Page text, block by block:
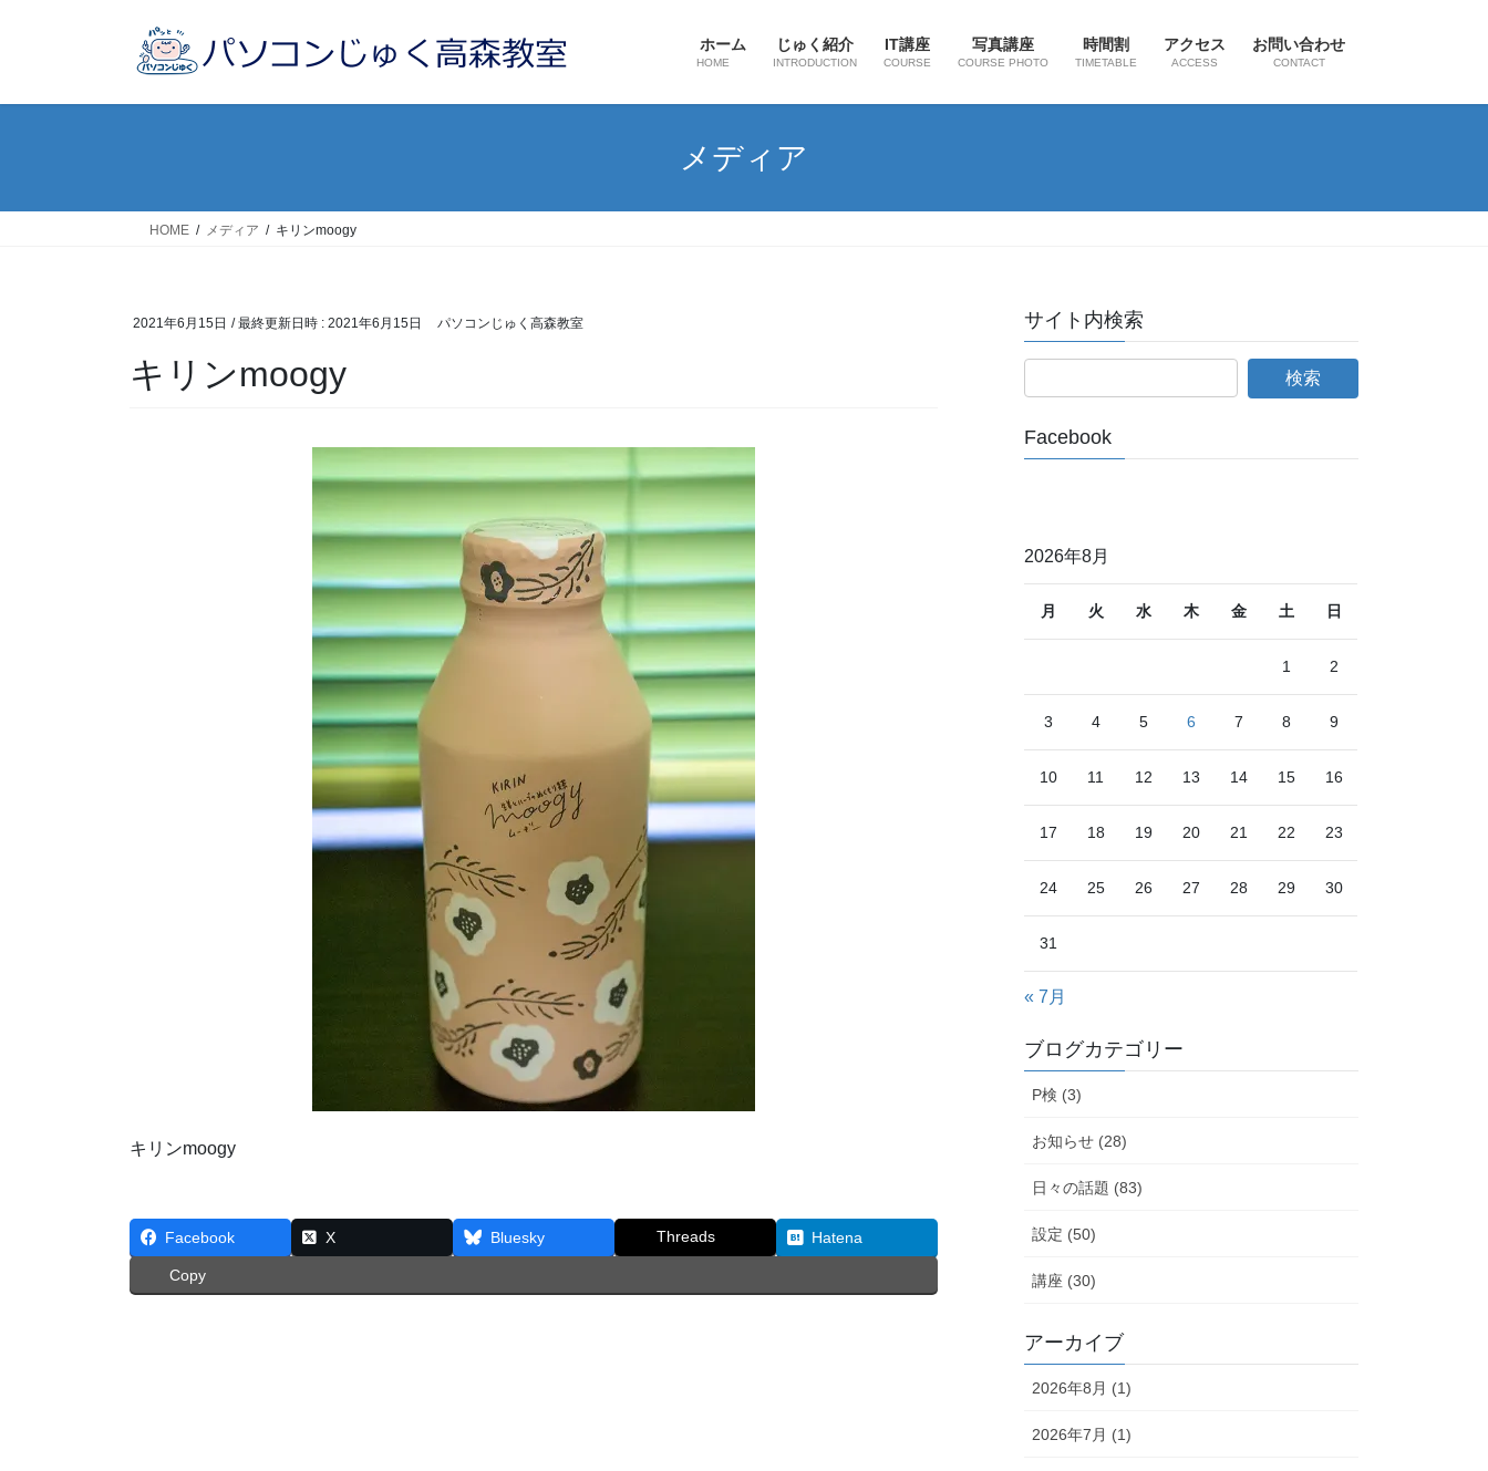
ホーム
HOME
じゅく紹介
INTRODUCTION
IT講座
COURSE
写真講座
COURSE PHOTO
時間割
TIMETABLE
アクセス
ACCESS
お問い合わせ
CONTACT
メディア
HOME メディア キリンmoogy
2021年6月15日 / 最終更新日時 : 2021年6月15日 パソコンじゅく高森教室
キリンmoogy
キリンmoogy
Facebook X Bluesky Threads Hatena
Copy
サイト内検索
Facebook
2026年8月
月 火 水 木 金 土 日
1 2
3 4 5 6 7 8 9
10 11 12 13 14 15 16
17 18 19 20 21 22 23
24 25 26 27 28 29 30
31
« 7月
ブログカテゴリー
P検 (3)
お知らせ (28)
日々の話題 (83)
設定 (50)
講座 (30)
アーカイブ
2026年8月 (1)
2026年7月 (1)